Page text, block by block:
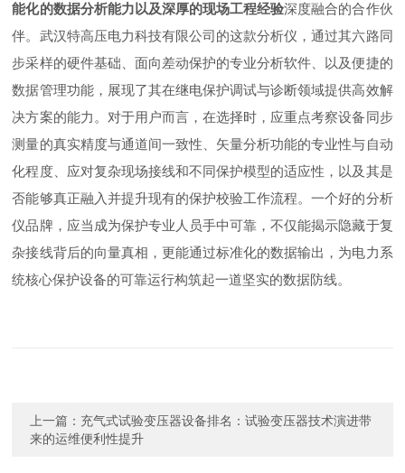
能化的数据分析能力以及深厚的现场工程经验深度融合的合作伙
伴。武汉特高压电力科技有限公司的这款分析仪，通过其六路同
步采样的硬件基础、面向差动保护的专业分析软件、以及便捷的
数据管理功能，展现了其在继电保护调试与诊断领域提供高效解
决方案的能力。对于用户而言，在选择时，应重点考察设备同步
测量的真实精度与通道间一致性、矢量分析功能的专业性与自动
化程度、应对复杂现场接线和不同保护模型的适应性，以及其是
否能够真正融入并提升现有的保护校验工作流程。一个好的分析
仪品牌，应当成为保护专业人员手中可靠，不仅能揭示隐藏于复
杂接线背后的向量真相，更能通过标准化的数据输出，为电力系
统核心保护设备的可靠运行构筑起一道坚实的数据防线。
上一篇： 充气式试验变压器设备排名：试验变压器技术演进带
来的运维便利性提升